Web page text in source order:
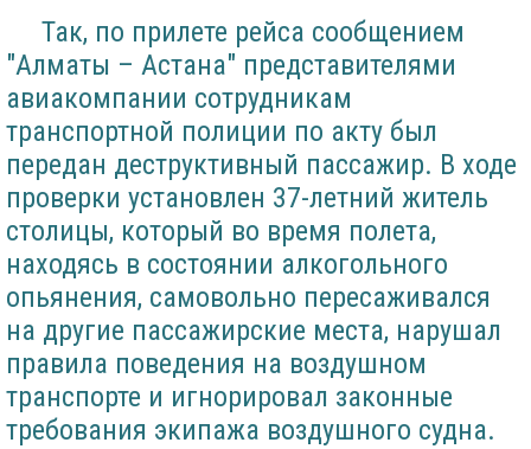
Так, по прилете рейса сообщением
"Алматы – Астана" представителями
авиакомпании сотрудникам
транспортной полиции по акту был
передан деструктивный пассажир. В ходе
проверки установлен 37-летний житель
столицы, который во время полета,
находясь в состоянии алкогольного
опьянения, самовольно пересаживался
на другие пассажирские места, нарушал
правила поведения на воздушном
транспорте и игнорировал законные
требования экипажа воздушного судна.